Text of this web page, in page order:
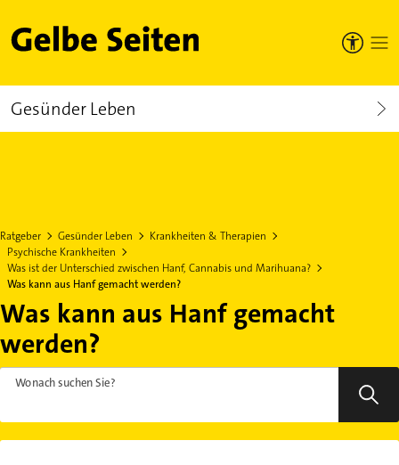
Gelbe Seiten
Gesünder Leben
Ratgeber Gesünder Leben
Krankheiten & Therapien
Psychische Krankheiten
Was ist der Unterschied zwischen Hanf, Cannabis und Marihuana?
Was kann aus Hanf gemacht werden?
Was kann aus Hanf gemacht
werden?
Wonach suchen Sie?